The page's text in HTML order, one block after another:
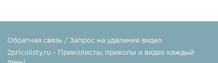
Обратная связь / Запрос на удаление видео
2pricolisty.ru - Приколисты, приколы и видео каждый